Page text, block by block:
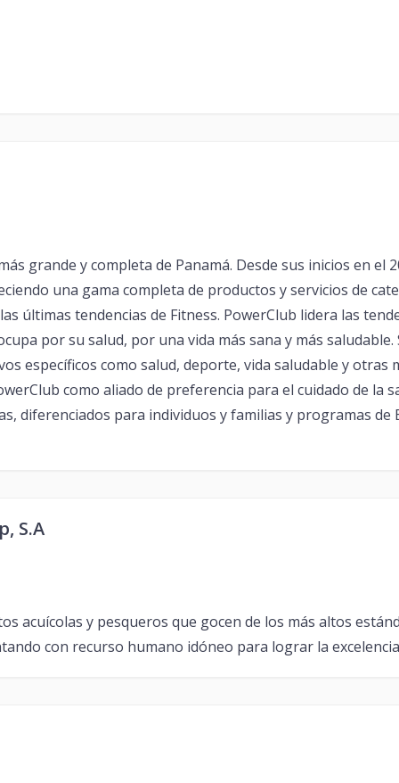
grande y completa de Panamá. Desde sus inicios en
una gama completa de productos y servicios de
últimas tendencias de Fitness. PowerClub lidera las
por su salud, por una vida más sana y más
específicos como salud, deporte, vida saludable y
como aliado de preferencia para el cuidado de la
diferenciados para individuos y familias y programas
S.A
acuícolas y pesqueros que gocen de los más altos
con recurso humano idóneo para lograr la